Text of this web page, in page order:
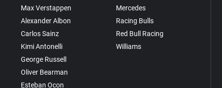
Max Verstappen
Alexander Albon
Carlos Sainz
Kimi Antonelli
George Russell
Oliver Bearman
Esteban Ocon
Mercedes
Racing Bulls
Red Bull Racing
Williams